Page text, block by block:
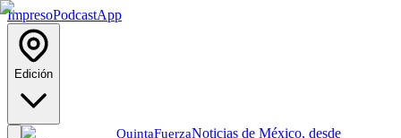
ImpresoPodcastApp
Edición
QuintaFuerzaNoticias de México, desde